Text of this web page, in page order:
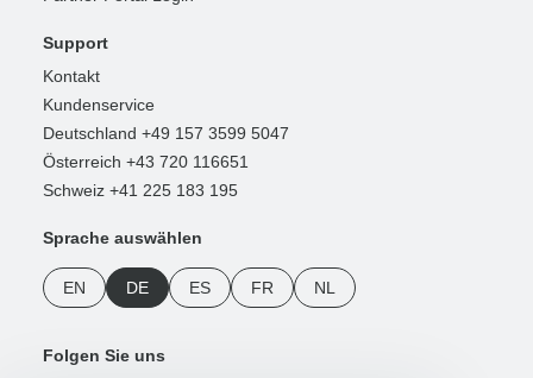
Support
Kontakt
Kundenservice
Deutschland +49 157 3599 5047
Österreich +43 720 116651
Schweiz +41 225 183 195
Sprache auswählen
EN DE ES FR NL
Folgen Sie uns